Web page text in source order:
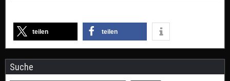
teilen teilen
Suche